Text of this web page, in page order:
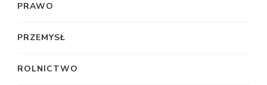
PRAWO
PRZEMYSŁ
ROLNICTWO